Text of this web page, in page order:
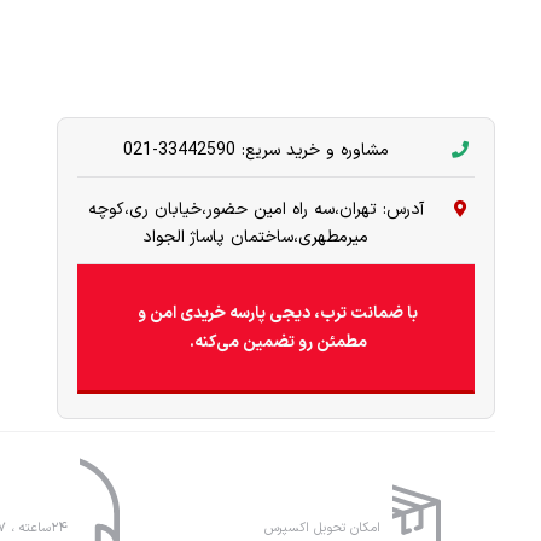
مشاوره و خرید سریع: 33442590-021
آدرس: تهران،سه راه امین حضور،خیابان ری،کوچه
میرمطهری،ساختمان پاساژ الجواد
با ضمانت ترب، دیجی پارسه خریدی امن و
مطمئن رو تضمین می‌کنه.
امکان تحویل اکسپرس ۲۴ساعته ، ۷روز هفته